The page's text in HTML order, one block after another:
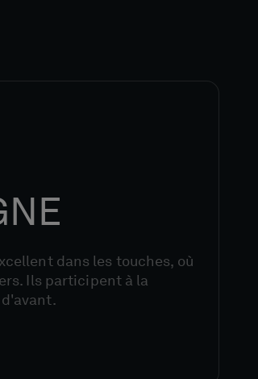
dans les touches, où
Ils participent à la